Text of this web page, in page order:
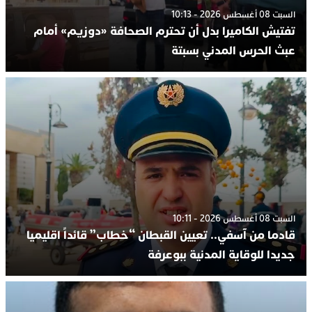
السبت 08 أغسطس 2026 - 10:13
تفتيش الكاميرا بدل أن تحترم الصحافة «دوزيم» أمام
عبث الحرس المدني بسبتة
السبت 08 أغسطس 2026 - 10:11
قادما من آسفي.. تعيين القبطان “خطاب” قائداً اقليميا
جديدا للوقاية المدنية ببوعرفة